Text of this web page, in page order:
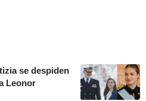
se despiden
Leonor